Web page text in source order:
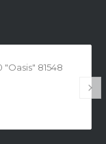
"Oasis" 81548